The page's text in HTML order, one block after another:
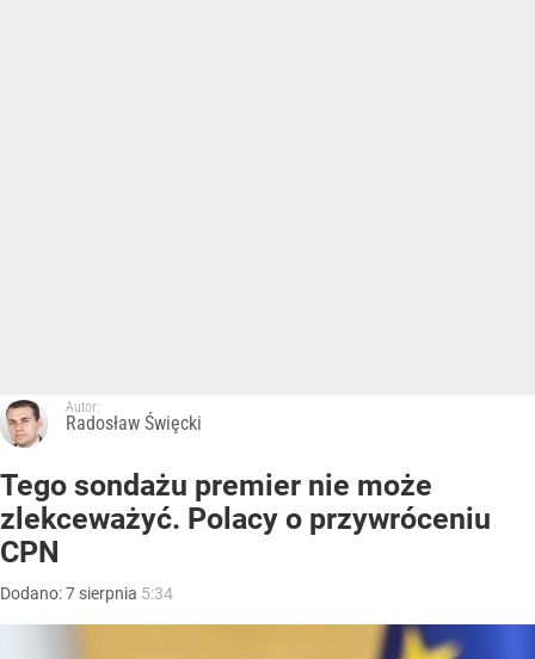
Autor:
Radosław Święcki
Tego sondażu premier nie może
zlekceważyć. Polacy o przywróceniu
CPN
Dodano:7 sierpnia 5:34